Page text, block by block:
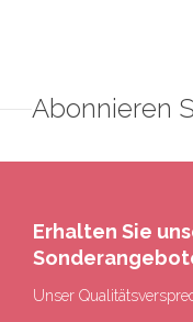
Abonnieren
Erhalten Sie
Unser